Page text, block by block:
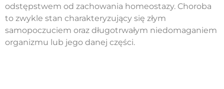
odstępstwem od zachowania homeostazy. Choroba
to zwykle stan charakteryzujący się złym
samopoczuciem oraz długotrwałym niedomaganiem
organizmu lub jego danej części.